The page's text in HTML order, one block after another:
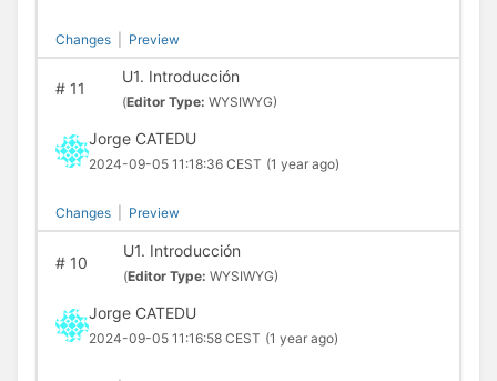
Changes Preview
#11
U1. Introducción
(Editor Type: WYSIWYG)
Jorge CATEDU
2024-09-05 11:18:36 CEST (1 year ago)
Changes Preview
#10
U1. Introducción
(Editor Type: WYSIWYG)
Jorge CATEDU
2024-09-05 11:16:58 CEST (1 year ago)